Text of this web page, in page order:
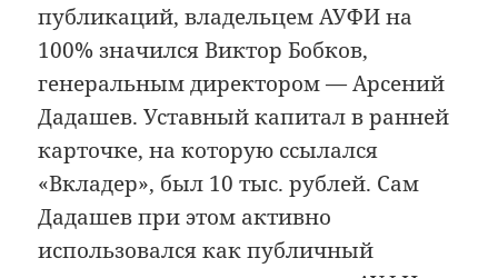
публикаций, владельцем АУФИ на
100% значился Виктор Бобков,
генеральным директором — Арсений
Дадашев. Уставный капитал в ранней
карточке, на которую ссылался
«Вкладер», был 10 тыс. рублей. Сам
Дадашев при этом активно
использовался как публичный